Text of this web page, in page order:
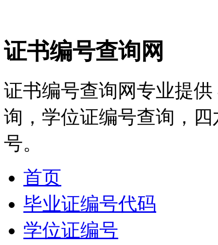
证书编号查询网
证书编号查询网专业提
询，学位证编号查询，
号。
首页
毕业证编号代码
学位证编号